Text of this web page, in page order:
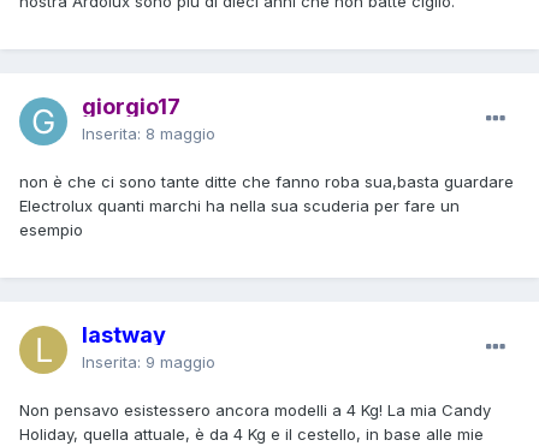
giorgio17
Inserita: 8 maggio
non è che ci sono tante ditte che fanno roba sua,basta guardare
Electrolux quanti marchi ha nella sua scuderia per fare un
esempio
lastway
Inserita: 9 maggio
Non pensavo esistessero ancora modelli a 4 Kg! La mia Candy
Holiday, quella attuale, è da 4 Kg e il cestello, in base alle mie